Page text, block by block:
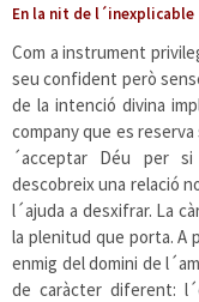
En la nit de l´inexplicable
Com a instrument
seu confident però
de la intenció divina
company que es
´acceptar Déu per
descobreix una relació
l´ajuda a desxifrar. La
la plenitud que porta. A
enmig del domini de
de caràcter diferent: